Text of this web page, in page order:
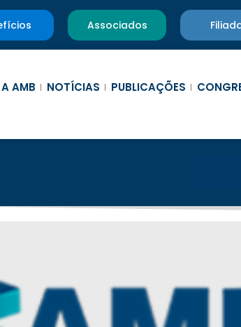
Associados
A AMB NOTÍCIAS PUBLICAÇÕES